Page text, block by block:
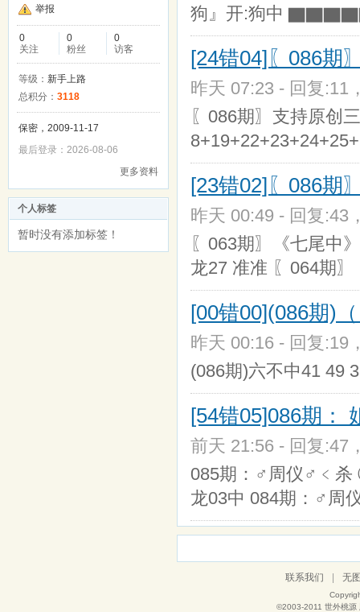
举报
0
关注
0
粉丝
0
访客
等级： 新手上路
总积分： 3118
保密，2009-11-17
最后登录：2026-08-06
更多资料
个人标签
暂时没有添加标签！
狗』开:狗中
[24错04]〖086期
昨天 07:23 - 回复:11
〖086期〗支持原创
[23错02]〖086期
昨天 00:49 - 回复:43
〖063期〗《七尾中
龙27 准准 〖064期
[00错00](086期)
昨天 00:16 - 回复:19
(086期)六不中41 49
[54错05]086期
前天 21:56 - 回复:47
085期：♂周仪♂﹤杀
龙03中 084期：♂周
联系我们 无
©2003-2011 世外桃源